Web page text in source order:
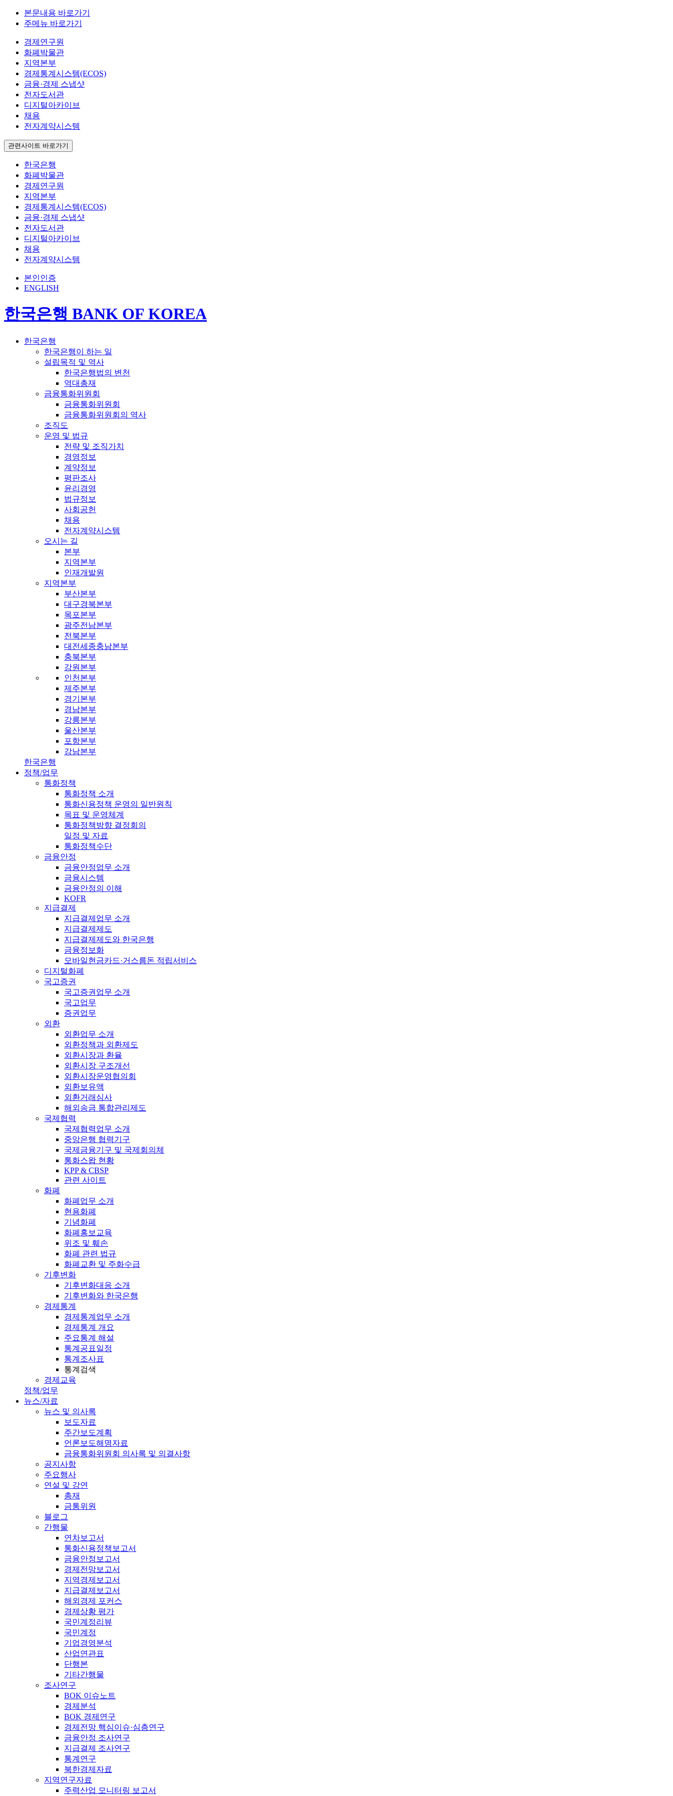
본문내용 바로가기
주메뉴 바로가기
경제연구원
화폐박물관
지역본부
경제통계시스템(ECOS)
금융·경제 스냅샷
전자도서관
디지털아카이브
채용
전자계약시스템
관련사이트 바로가기
한국은행
화폐박물관
경제연구원
지역본부
경제통계시스템(ECOS)
금융·경제 스냅샷
전자도서관
디지털아카이브
채용
전자계약시스템
본인인증
ENGLISH
한국은행 BANK OF KOREA
한국은행
한국은행이 하는 일
설립목적 및 역사
한국은행법의 변천
역대총재
금융통화위원회
금융통화위원회
금융통화위원회의 역사
조직도
운영 및 법규
전략 및 조직가치
경영정보
계약정보
평판조사
윤리경영
법규정보
사회공헌
채용
전자계약시스템
오시는 길
본부
지역본부
인재개발원
지역본부
부산본부
대구경북본부
목포본부
광주전남본부
전북본부
대전세종충남본부
충북본부
강원본부
인천본부
제주본부
경기본부
경남본부
강릉본부
울산본부
포항본부
강남본부
한국은행
정책/업무
통화정책
통화정책 소개
통화신용정책 운영의 일반원칙
목표 및 운영체계
통화정책방향 결정회의
일정 및 자료
통화정책수단
금융안정
금융안정업무 소개
금융시스템
금융안정의 이해
KOFR
지급결제
지급결제업무 소개
지급결제제도
지급결제제도와 한국은행
금융정보화
모바일현금카드·거스름돈 적립서비스
디지털화폐
국고증권
국고증권업무 소개
국고업무
증권업무
외환
외환업무 소개
외환정책과 외환제도
외환시장과 환율
외환시장 구조개선
외환시장운영협의회
외환보유액
외환거래심사
해외송금 통합관리제도
국제협력
국제협력업무 소개
중앙은행 협력기구
국제금융기구 및 국제회의체
통화스왑 현황
KPP & CBSP
관련 사이트
화폐
화폐업무 소개
현용화폐
기념화폐
화폐홍보교육
위조 및 훼손
화폐 관련 법규
화폐교환 및 주화수급
기후변화
기후변화대응 소개
기후변화와 한국은행
경제통계
경제통계업무 소개
경제통계 개요
주요통계 해설
통계공표일정
통계조사표
통계검색
경제교육
정책/업무
뉴스/자료
뉴스 및 의사록
보도자료
주간보도계획
언론보도해명자료
금융통화위원회 의사록 및 의결사항
공지사항
주요행사
연설 및 강연
총재
금통위원
블로그
간행물
연차보고서
통화신용정책보고서
금융안정보고서
경제전망보고서
지역경제보고서
지급결제보고서
해외경제 포커스
경제상황 평가
국민계정리뷰
국민계정
기업경영분석
산업연관표
단행본
기타간행물
조사연구
BOK 이슈노트
경제분석
BOK 경제연구
경제전망 핵심이슈·심층연구
금융안정 조사연구
지급결제 조사연구
통계연구
북한경제자료
지역연구자료
주력산업 모니터링 보고서